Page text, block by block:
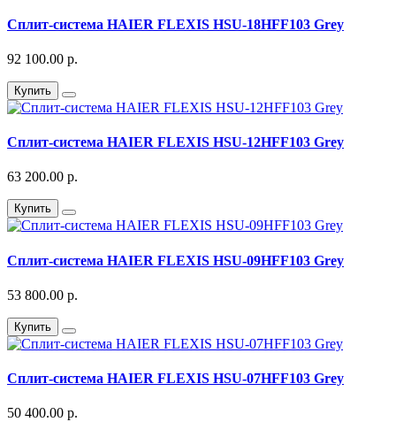
Сплит-система HAIER FLEXIS HSU-18HFF103 Grey
92 100.00 р.
Купить
Сплит-система HAIER FLEXIS HSU-12HFF103 Grey
63 200.00 р.
Купить
Сплит-система HAIER FLEXIS HSU-09HFF103 Grey
53 800.00 р.
Купить
Сплит-система HAIER FLEXIS HSU-07HFF103 Grey
50 400.00 р.